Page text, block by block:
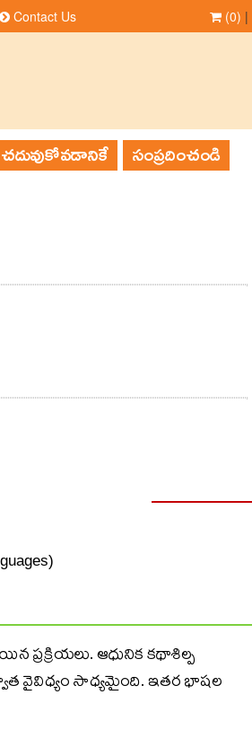
Contact Us (0) |
చదువుకోవడానికే సంప్రదించండి
ప్రక్రియలు. ఆధునిక కథాశిల్ప
వైవిధ్యం సాధ్యమైంది. ఇతర భాషల